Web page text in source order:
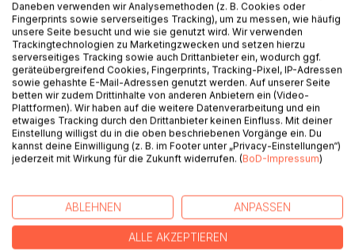
Forschung zum historischen und gegenwärtigen
Antifeminismus und arbeitet die Bedeutung von
Antifeminismus als ideologische Klammer konservativer,
christlich-fundamentalistischer und (extrem) rechter
Strömungen heraus. Hierzu untersucht sie die Ergebnisse
einschlägiger geschichts- und sozialwissenschaftlicher
Forschung der Gegenwart und liefert so einen
systematischen Überblick zur Entwicklung des
Phänomens, seinen AkteurInnen und Diskursen sowie
Erklärungen für das Erstarken antifeministischer
gebündelte Definition vom Begriff des Antifeminismus zu
entwickeln, um von dort aus den Blick auf mögliche
feministische Interventionen zu richten. Die Studie von
Rebekka Blum eignet sich sowohl als Einstiegslektüre als
Daneben verwenden wir Analysemethoden (z. B. Cookies oder
Fingerprints sowie serverseitiges Tracking), um zu messen, wie häufig
unsere Seite besucht und wie sie genutzt wird. Wir verwenden
Trackingtechnologien zu Marketingzwecken und setzen hierzu
serverseitiges Tracking sowie auch Drittanbieter ein, wodurch ggf.
geräteübergreifend Cookies, Fingerprints, Tracking-Pixel, IP-Adressen
sowie gehashte E-Mail-Adressen genutzt werden. Auf unserer Seite
betten wir zudem Drittinhalte von anderen Anbietern ein (Video-
Plattformen). Wir haben auf die weitere Datenverarbeitung und ein
etwaiges Tracking durch den Drittanbieter keinen Einfluss. Mit deiner
Einstellung willigst du in die oben beschriebenen Vorgänge ein. Du
kannst deine Einwilligung (z. B. im Footer unter „Privacy-Einstellungen“)
jederzeit mit Wirkung für die Zukunft widerrufen. (BoD-Impressum)
ABLEHNEN ANPASSEN
ALLE AKZEPTIEREN